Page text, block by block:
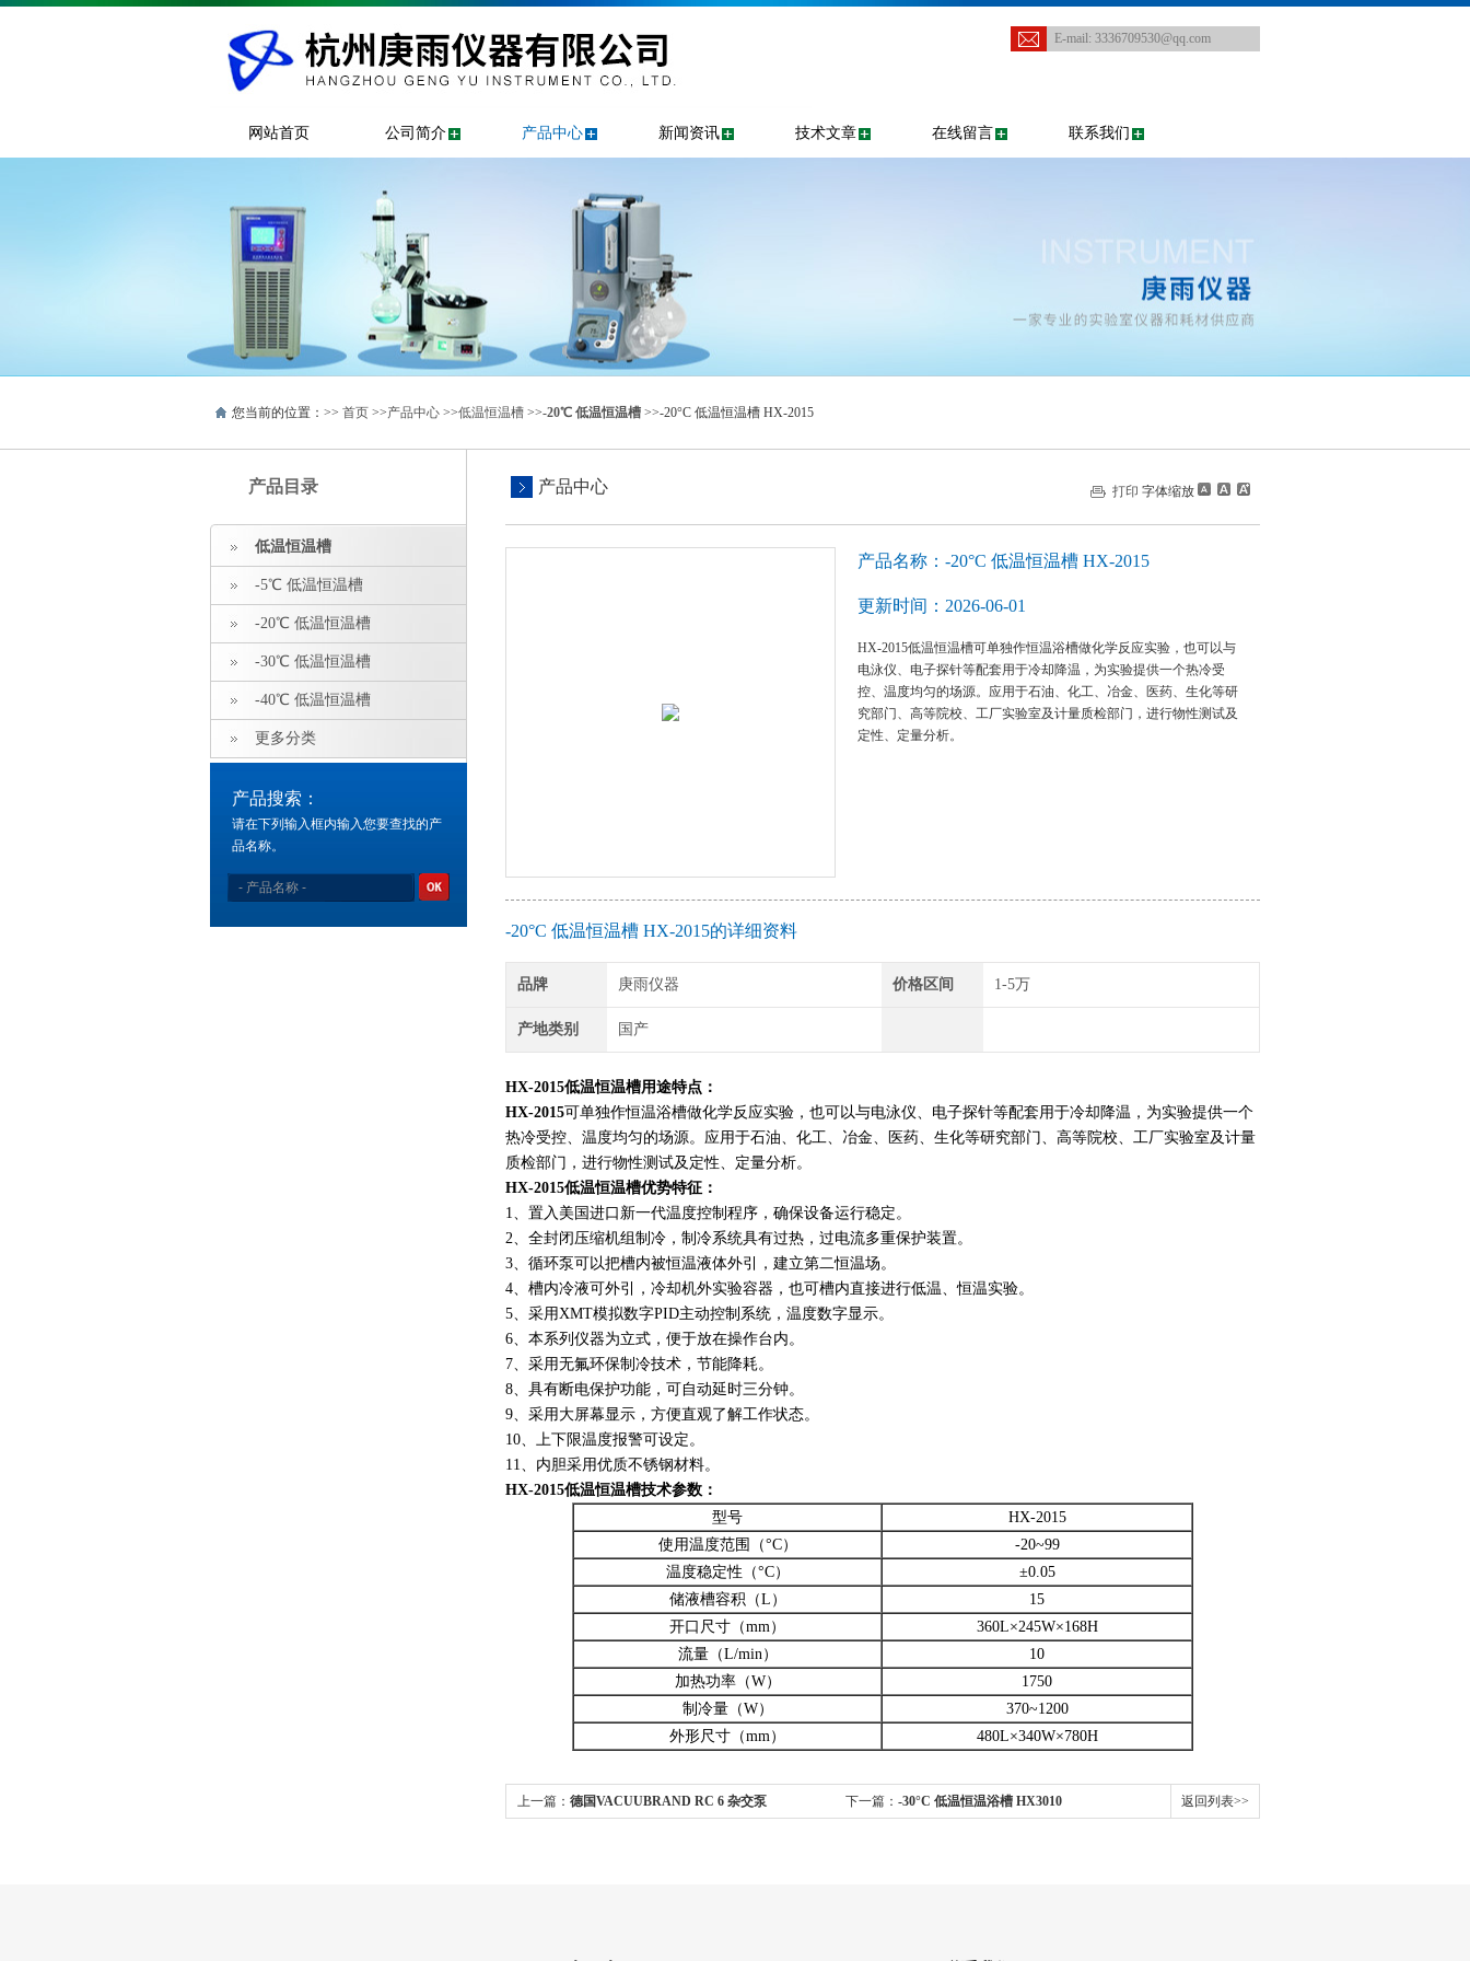
E-mail: 3336709530@qq.com
网站首页 公司简介 产品中心 新闻资讯 技术文章 在线留言 联系我们
您当前的位置：>> 首页 >>产品中心 >>低温恒温槽 >>-20℃ 低温恒温槽 >>-20°C 低温恒温槽 HX-2015
产品目录
低温恒温槽
-5℃ 低温恒温槽
-20℃ 低温恒温槽
-30℃ 低温恒温槽
-40℃ 低温恒温槽
更多分类
产品搜索：
请在下列输入框内输入您要查找的产
品名称。
产品中心 打印 字体缩放
产品名称：-20°C 低温恒温槽 HX-2015
更新时间：2026-06-01
HX-2015低温恒温槽可单独作恒温浴槽做化学反应实验，也可以与
电泳仪、电子探针等配套用于冷却降温，为实验提供一个热冷受
控、温度均匀的场源。应用于石油、化工、冶金、医药、生化等研
究部门、高等院校、工厂实验室及计量质检部门，进行物性测试及
定性、定量分析。
-20°C 低温恒温槽 HX-2015的详细资料
品牌 庚雨仪器 价格区间 1-5万
产地类别 国产
HX-2015低温恒温槽用途特点：
HX-2015可单独作恒温浴槽做化学反应实验，也可以与电泳仪、电子探针等配套用于冷却降温，为实验提供一个
热冷受控、温度均匀的场源。应用于石油、化工、冶金、医药、生化等研究部门、高等院校、工厂实验室及计量
质检部门，进行物性测试及定性、定量分析。
HX-2015低温恒温槽优势特征：
1、置入美国进口新一代温度控制程序，确保设备运行稳定。
2、全封闭压缩机组制冷，制冷系统具有过热，过电流多重保护装置。
3、循环泵可以把槽内被恒温液体外引，建立第二恒温场。
4、槽内冷液可外引，冷却机外实验容器，也可槽内直接进行低温、恒温实验。
5、采用XMT模拟数字PID主动控制系统，温度数字显示。
6、本系列仪器为立式，便于放在操作台内。
7、采用无氟环保制冷技术，节能降耗。
8、具有断电保护功能，可自动延时三分钟。
9、采用大屏幕显示，方便直观了解工作状态。
10、上下限温度报警可设定。
11、内胆采用优质不锈钢材料。
HX-2015低温恒温槽技术参数：
型号
HX-2015
使用温度范围（°C）
-20~99
温度稳定性（°C）
±0.05
储液槽容积（L）
15
开口尺寸（mm）
360L×245W×168H
流量（L/min）
10
加热功率（W）
1750
制冷量（W）
370~1200
外形尺寸（mm）
480L×340W×780H
上一篇： 德国VACUUBRAND RC 6 杂交泵 下一篇： -30°C 低温恒温浴槽 HX3010 返回列表>>